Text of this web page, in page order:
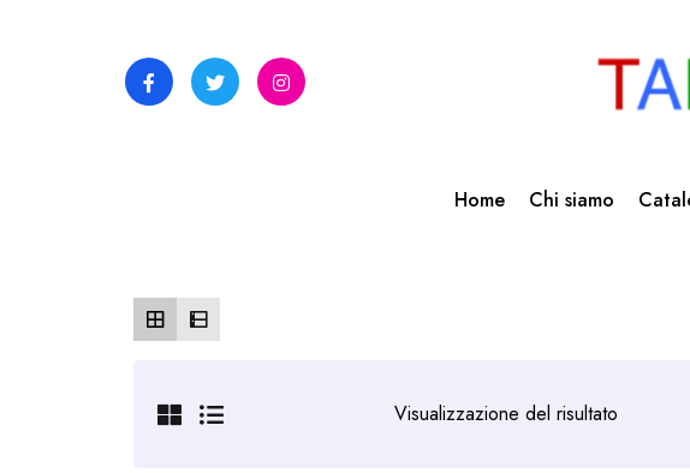
Home Chi siamo
Visualizzazione del risultato